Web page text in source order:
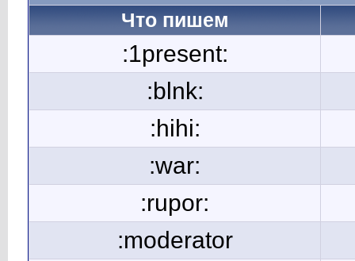
Что пишем
:1present:
:blnk:
:hihi:
:war:
:rupor:
:moderator